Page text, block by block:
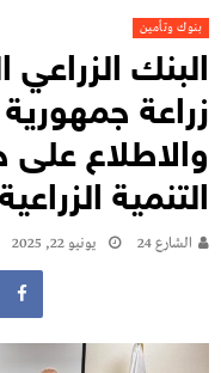
بنوك وتأمين
البنك
زراعة جمهورية
والاطلاع
التنمية الزراعية
الشارع 24 يونيو 22, 2025